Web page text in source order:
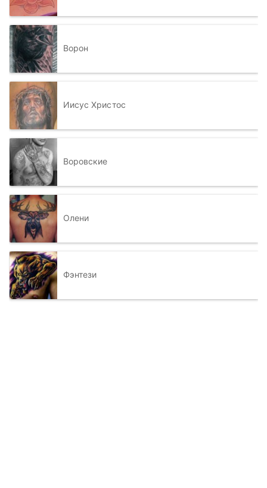
Ворон
Иисус Христос
Воровские
Олени
Фэнтези